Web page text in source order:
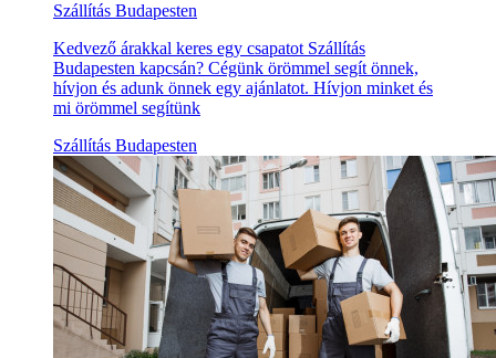
Szállítás Budapesten
Kedvező árakkal keres egy csapatot Szállítás
Budapesten kapcsán? Cégünk örömmel segít önnek,
hívjon és adunk önnek egy ajánlatot. Hívjon minket és
mi örömmel segítünk
Szállítás Budapesten